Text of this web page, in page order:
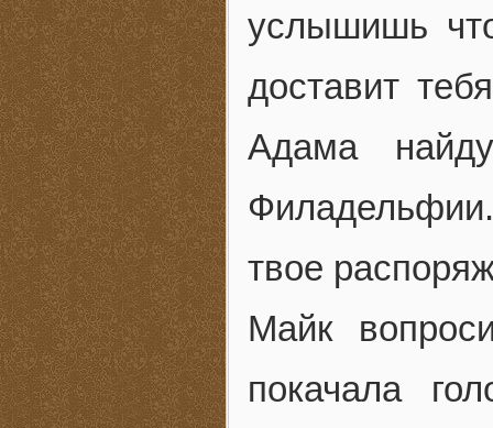
услышишь
доставит
Адама
твое
Майк
покачала